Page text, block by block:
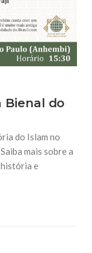
Bienal do
do Islam no
mais sobre a
história e